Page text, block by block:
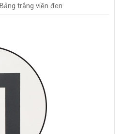
Bảng trắng viền đen